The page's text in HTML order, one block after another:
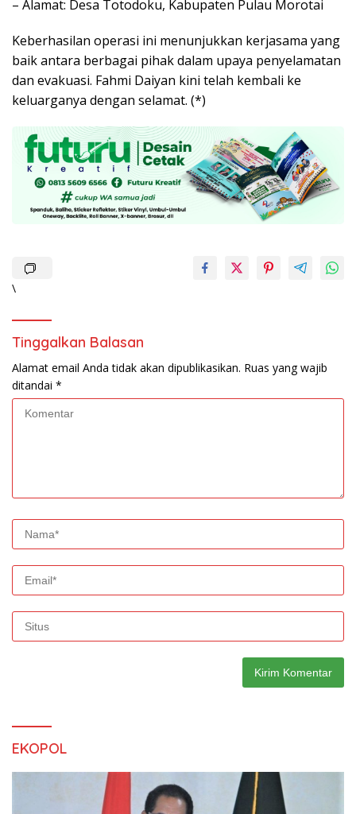
– Alamat: Desa Totodoku, Kabupaten Pulau Morotai
Keberhasilan operasi ini menunjukkan kerjasama yang
baik antara berbagai pihak dalam upaya penyelamatan
dan evakuasi. Fahmi Daiyan kini telah kembali ke
keluarganya dengan selamat. (*)
\
Tinggalkan Balasan
Alamat email Anda tidak akan dipublikasikan. Ruas yang wajib
ditandai *
EKOPOL